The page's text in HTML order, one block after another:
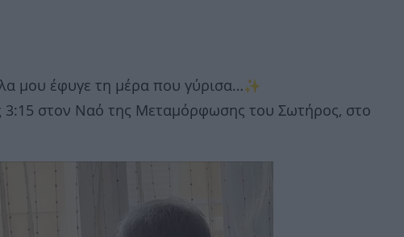
μου έφυγε τη μέρα που γύρισα…✨
3:15 στον Ναό της Μεταμόρφωσης του Σωτήρος, στο